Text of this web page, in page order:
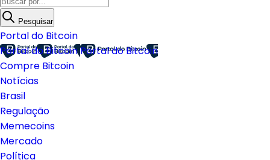
Pesquisar
Portal do Bitcoin
Portal do Bitcoin
Compre Bitcoin
Notícias
Brasil
Regulação
Memecoins